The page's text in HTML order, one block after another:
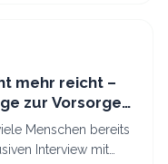
mehr reicht –
zur Vorsorge
Menschen bereits
Interview mit